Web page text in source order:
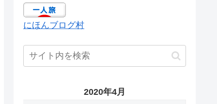
にほんブログ村
2020年4月